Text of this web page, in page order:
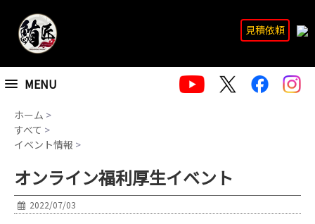
MENU
見積依頼
ホーム >
すべて >
イベント情報 >
オンライン福利厚生イベント
2022/07/03